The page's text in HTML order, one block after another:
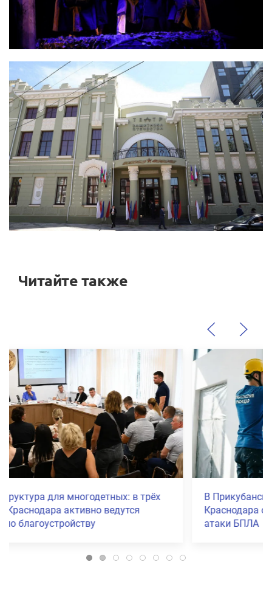
Читайте также
В Прикубанском и Карасунском округах
Краснодара объявили режим ЧС после
атаки БПЛА